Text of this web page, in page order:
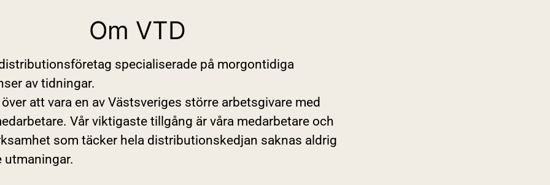
Om VTD
specialiserade på morgontidiga
av tidningar.
att vara en av Västsveriges större arbetsgivare med
Vår viktigaste tillgång är våra medarbetare och
som täcker hela distributionskedjan saknas aldrig
utmaningar.